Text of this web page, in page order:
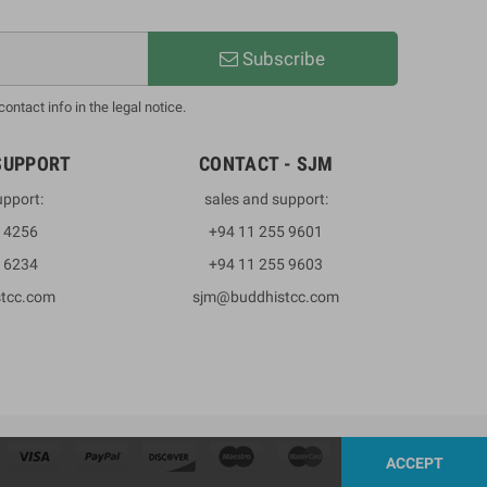
Subscribe
info in the legal notice.
4256
6234
CONTACT - SJM
sales and support:
+94 11 255 9601
+94 11 255 9603
sjm@buddhistcc.com
ACCEPT